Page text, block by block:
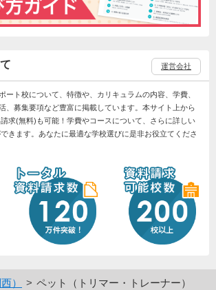
運営会社
ート校について、特徴や、カリキュラムの内容、学費、
、募集要項など豊富に掲載しています。本サイト上から
求(無料)も可能！学費やコースについて、さらに詳しい
きます。あなたに最適な学校選びに是非お役立てくださ
） ペット（トリマー・トレーナー）